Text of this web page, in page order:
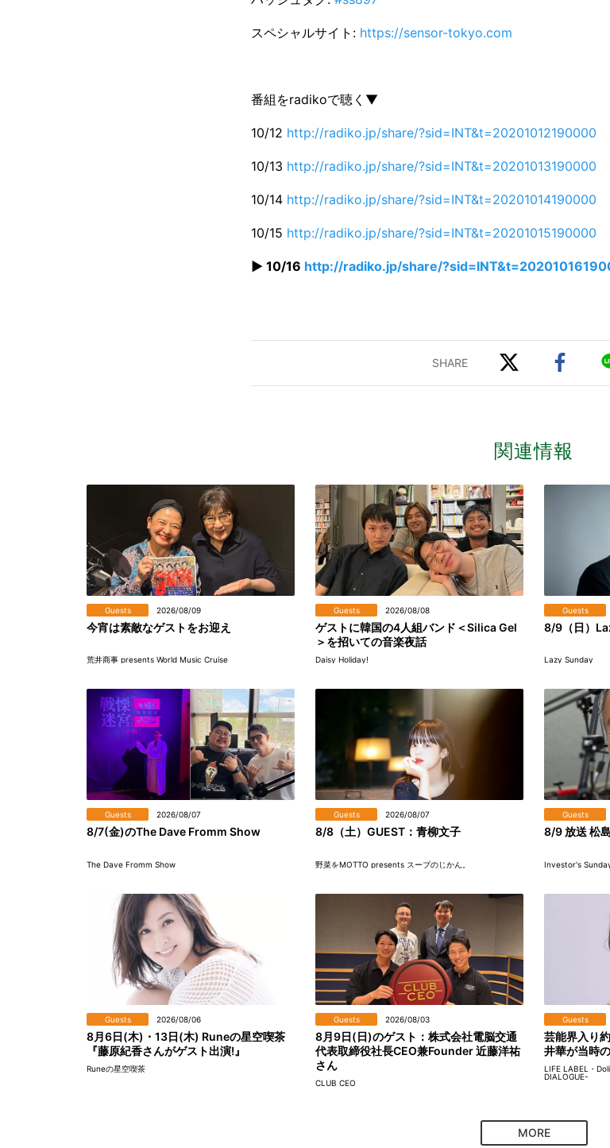
スペシャルサイト: https://sensor-tokyo.com
番組をradikoで聴く▼
10/12 http://radiko.jp/share/?sid=INT&t=20201012190000
10/13 http://radiko.jp/share/?sid=INT&t=20201013190000
10/14 http://radiko.jp/share/?sid=INT&t=20201014190000
10/15 http://radiko.jp/share/?sid=INT&t=20201015190000
▶ 10/16 http://radiko.jp/share/
関連情報
Guests 2026/08/09
今宵は素敵なゲストをお迎え
荒井商事 presents World Music Cruise
Guests 2026/08/08
ゲストに韓国の4人組バンド＜Silica Gel
＞を招いての音楽夜話
Daisy Holiday!
Guests
8/9（日）
Lazy Sunday
Guests 2026/08/07
8/7(金)のThe Dave Fromm Show
The Dave Fromm Show
Guests 2026/08/07
8/8（土）GUEST：青柳文子
野菜をMOTTO presents スープのじかん。
Guests
8/9 放送 松
Investor's
Guests 2026/08/06
8月6日(木)・13日(木) Runeの星空喫茶
『藤原紀香さんがゲスト出演!』
Runeの星空喫茶
Guests 2026/08/03
8月9日(日)のゲスト：株式会社電脳交通
代表取締役社長CEO兼Founder 近藤洋祐
さん
CLUB CEO
Guests
芸能界入り
井華が当時
LIFE LABEL・
DIALOGUE-
MORE